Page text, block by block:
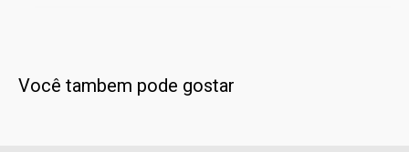
Você tambem pode gostar